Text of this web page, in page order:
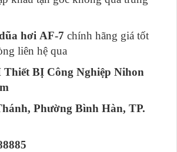
hơi AF-7 chính hãng giá tốt
liên hệ qua
BỊ Công Nghiệp Nihon
Phường Bình Hàn, TP.